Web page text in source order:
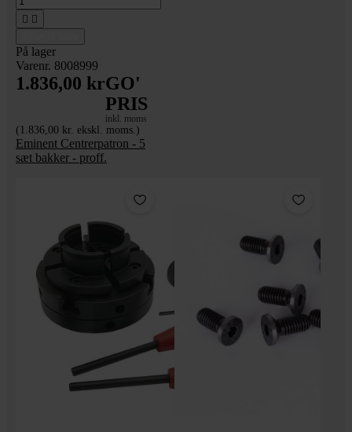
 
På lager
Varenr. 8008999
1.836,00 krGO'
PRIS
inkl. moms
(1.836,00 kr. ekskl. moms.)
Eminent Centrerpatron - 5
sæt bakker - proff.